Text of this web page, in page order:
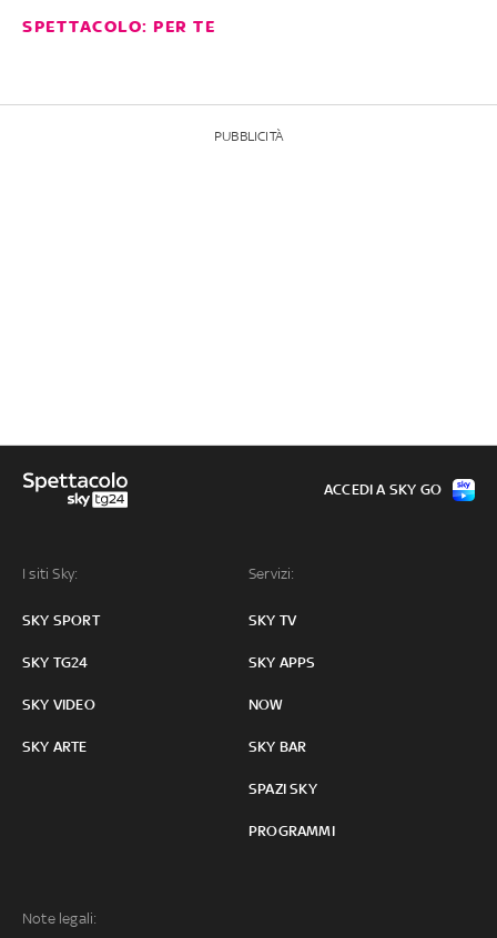
SPETTACOLO: PER TE
PUBBLICITÀ
I siti Sky:
SKY SPORT
SKY TG24
SKY VIDEO
SKY ARTE
Servizi:
SKY TV
SKY APPS
NOW
SKY BAR
SPAZI SKY
PROGRAMMI
Note legali:
ACCEDI A SKY GO